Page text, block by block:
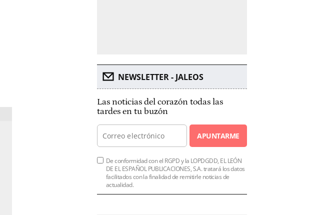
NEWSLETTER - JALEOS
Las noticias del corazón todas las
tardes en tu buzón
APUNTARME
De conformidad con el RGPD y la LOPDGDD, EL LEÓN
DE EL ESPAÑOL PUBLICACIONES, S.A. tratará los datos
facilitados con la finalidad de remitirle noticias de
actualidad.